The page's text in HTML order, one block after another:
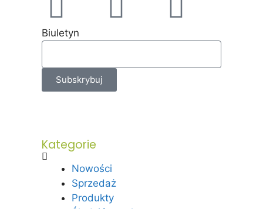
Biuletyn
Subskrybuj
Kategorie
Nowości
Sprzedaż
Produkty